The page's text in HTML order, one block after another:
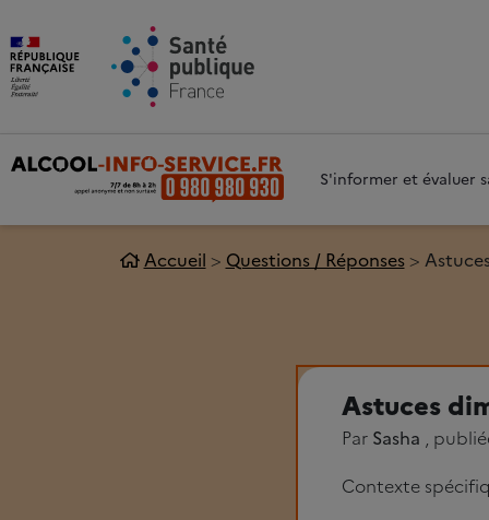
S'informer et évaluer
Accueil Questions / Réponses
Astuces
Par Sasha ,
Contexte